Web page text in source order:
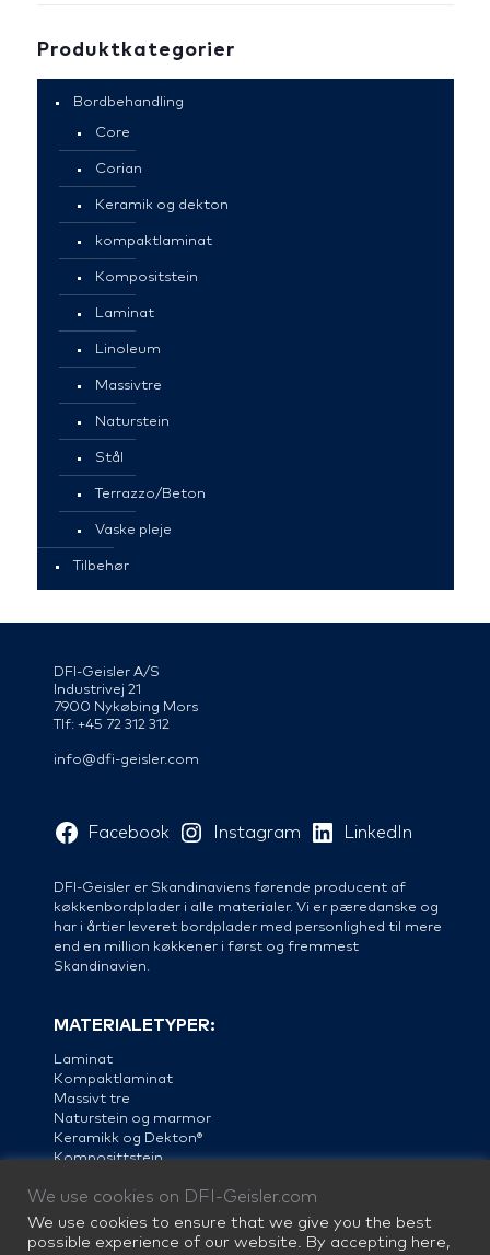
Produktkategorier
Bordbehandling
Core
Corian
Keramik og dekton
kompaktlaminat
Kompositstein
Laminat
Linoleum
Massivtre
Naturstein
Stål
Terrazzo/Beton
Vaske pleje
Tilbehør
DFI-Geisler A/S
Industrivej 21
7900 Nykøbing Mors
Tlf: +45 72 312 312
info@dfi-geisler.com
Facebook Instagram LinkedIn
DFI-Geisler er Skandinaviens førende producent af
køkkenbordplader i alle materialer. Vi er pæredanske og
har i årtier leveret bordplader med personlighed til mere
end en million køkkener i først og fremmest
Skandinavien.
MATERIALETYPER:
Laminat
Kompaktlaminat
Massivt tre
Naturstein og marmor
Keramikk og Dekton®
Komposittstein
Stål
We use cookies on DFI-Geisler.com
We use cookies to ensure that we give you the best
possible experience of our website. By accepting here,